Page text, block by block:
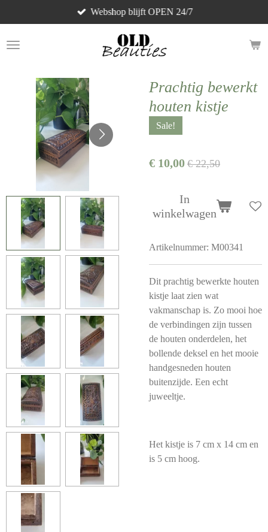
direct
naar
Webshop blijft OPEN 24/7
Prachtig bewerkt
houten kistje
Sale!
€ 10,00 € 22,50
In
winkelwagen
Artikelnummer: M00341
Dit prachtig bewerkte houten
kistje laat zien wat
vakmanschap is. Zo mooi hoe
de verbindingen zijn tussen
de houten onderdelen, het
bollende deksel en het mooie
handgesneden houten
buitenzijde. Een echt
juweeltje.
Het kistje is 7 cm x 14 cm en
is 5 cm hoog.